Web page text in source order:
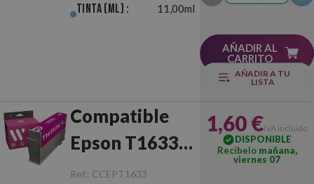
Tinta (ml) : 11,00ml
AÑADIR AL
CARRITO
AÑADIR A TU
LISTA
Compatible
Epson T1633
(16XL)
Ref.: CCEPT1633
1,60 €IVA incluido
DISPONIBLE
Recíbelo mañana,
viernes 07